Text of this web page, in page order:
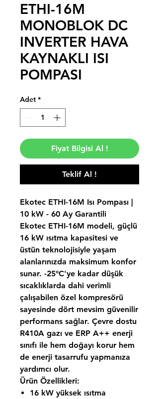
ETHI-16M
MONOBLOK DC
INVERTER HAVA
KAYNAKLI ISI
POMPASI
Adet *
Fiyat Bilgisi Al !
Teklif Al !
Ekotec ETHI-16M Isı Pompası |
10 kW - 60 Ay Garantili
Ekotec ETHI-16M modeli, güçlü
16 kW ısıtma kapasitesi ve
üstün teknolojisiyle yaşam
alanlarınızda maksimum konfor
sunar. -25°C'ye kadar düşük
sıcaklıklarda dahi verimli
çalışabilen özel kompresörü
sayesinde dört mevsim güvenilir
performans sağlar. Çevre dostu
R410A gazı ve ERP A++ enerji
sınıfı ile hem doğayı korur hem
de enerji tasarrufu yapmanıza
yardımcı olur.
Ürün Özellikleri:
16 kW yüksek ısıtma